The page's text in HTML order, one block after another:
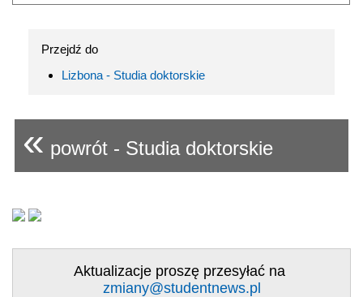
Przejdź do
Lizbona - Studia doktorskie
« powrót - Studia doktorskie
Aktualizacje proszę przesyłać na
zmiany@studentnews.pl